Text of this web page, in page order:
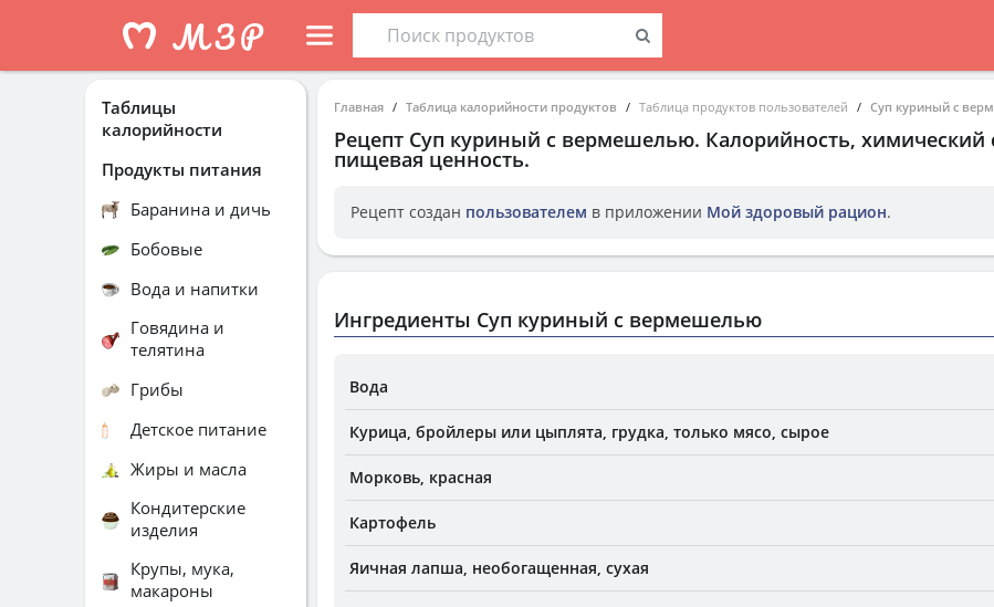
Главная Таблица калорийности продуктов Таблица продуктов пользователей Суп куриный с
Рецепт Суп куриный с вермешелью. Калорийность, химический
пищевая ценность.
Рецепт создан пользователем в приложении Мой здоровый рацион.
Ингредиенты Суп куриный с вермешелью
Вода
Курица, бройлеры или цыплята, грудка, только мясо, сырое
Морковь, красная
Картофель
Яичная лапша, необогащенная, сухая
Таблицы
калорийности
Продукты питания
Баранина и дичь
Бобовые
Вода и напитки
Говядина и
телятина
Грибы
Детское питание
Жиры и масла
Кондитерские
изделия
Крупы, мука,
макароны